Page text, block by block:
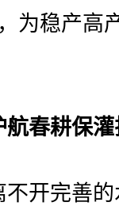
为稳产高
春耕保灌
开完善的